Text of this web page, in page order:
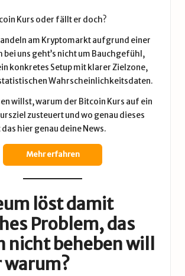
Kurs oder fällt er doch?
am Kryptomarkt aufgrund einer
bei uns geht’s nicht um Bauchgefühl,
konkretes Setup mit klarer Zielzone,
Wahrscheinlichkeitsdaten.
willst, warum der Bitcoin Kurs auf ein
zusteuert und wo genau dieses
das hier genau deine News.
Mehr erfahren
löst damit
Problem, das
nicht beheben will
warum?